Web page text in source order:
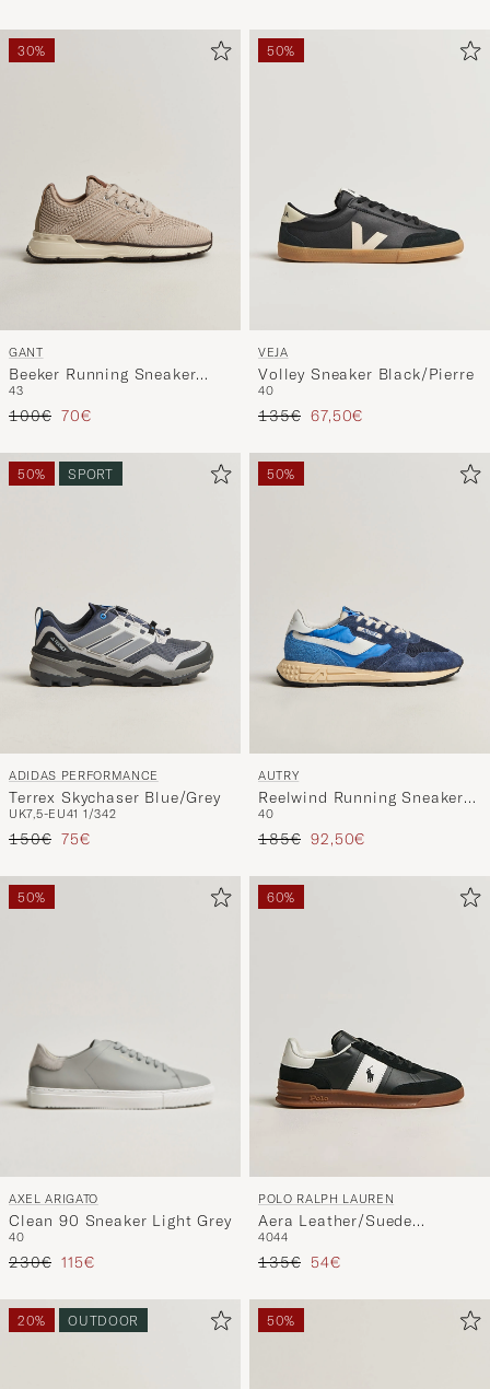
30%
GANT
Beeker Running Sneaker
Taupe
43
Precio ordinario
100€ Precio reducido
70€
50%
VEJA
Volley Sneaker Black/Pierre
40
Precio ordinario
135€ Precio reducido
67,50€
50% SPORT
ADIDAS PERFORMANCE
Terrex Skychaser Blue/Grey
UK7,5-EU41 1/342
Precio ordinario
150€ Precio reducido
75€
50%
AUTRY
Reelwind Running Sneaker
Bluette/Digital Blue
40
Precio ordinario
185€ Precio reducido
92,50€
50%
AXEL ARIGATO
Clean 90 Sneaker Light Grey
40
Precio ordinario
230€ Precio reducido
115€
60%
POLO RALPH LAUREN
Aera Leather/Suede
Sneakers Black/White
4044
Precio ordinario
135€ Precio reducido
54€
20% OUTDOOR 50%